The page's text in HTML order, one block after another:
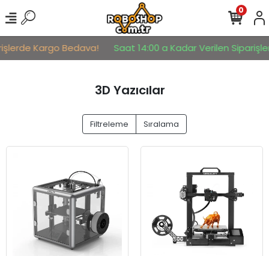
Kargo Bedava! Saat 14:00 a Kadar Verilen Siparişler
0
3D Yazıcılar
Filtreleme Sıralama